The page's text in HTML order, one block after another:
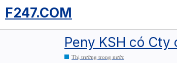
F247.COM
Peny KSH có
Thị trường trong nước